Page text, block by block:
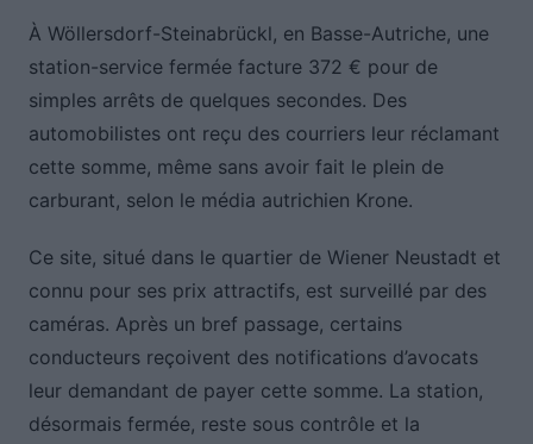
À Wöllersdorf-Steinabrückl, en Basse-Autriche, une
station-service fermée facture 372 € pour de
simples arrêts de quelques secondes. Des
automobilistes ont reçu des courriers leur réclamant
cette somme, même sans avoir fait le plein de
carburant, selon le média autrichien Krone.
Ce site, situé dans le quartier de Wiener Neustadt et
connu pour ses prix attractifs, est surveillé par des
caméras. Après un bref passage, certains
conducteurs reçoivent des notifications d’avocats
leur demandant de payer cette somme. La station,
désormais fermée, reste sous contrôle et la